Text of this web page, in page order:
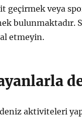
veya
bulunmaktadır.
etmeyin.
aktiviteleri